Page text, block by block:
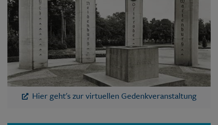
Hier geht's zur virtuellen Gedenkveranstaltung